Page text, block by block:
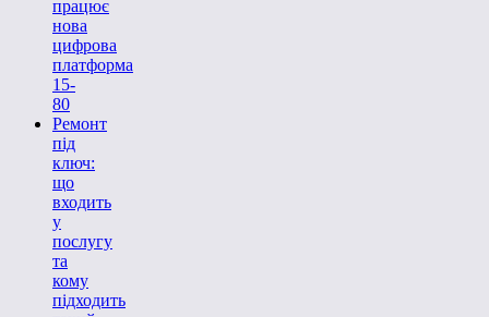
працює
нова
цифрова
платформа
15-
80
Ремонт
під
ключ:
що
входить
у
послугу
та
кому
підходить